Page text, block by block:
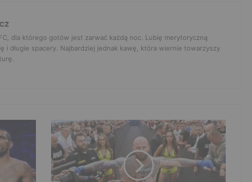
dla którego gotów jest zarwać każdą noc. Lubię merytoryczną
i długie spacery. Najbardziej jednak kawę, która wiernie towarzyszy